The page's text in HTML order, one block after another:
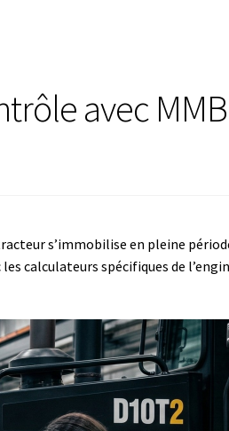
avec
s’immobilise en pleine
calculateurs spécifiques de